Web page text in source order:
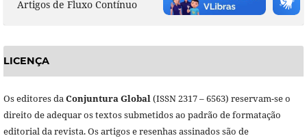
Artigos de Fluxo Contínuo
LICENÇA
Os editores da Conjuntura Global (ISSN 2317 – 6563) reservam-se o
direito de adequar os textos submetidos ao padrão de formatação
editorial da revista. Os artigos e resenhas assinados são de